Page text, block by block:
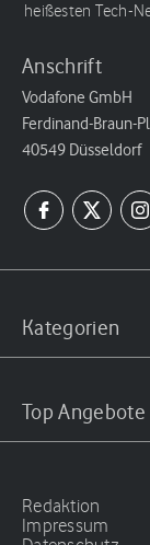
heißesten Tech-
Anschrift
Vodafone GmbH
Ferdinand-Braun-
40549 Düsseldorf
Kategorien
Top Angebote
Redaktion
Impressum